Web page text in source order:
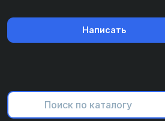
Написать